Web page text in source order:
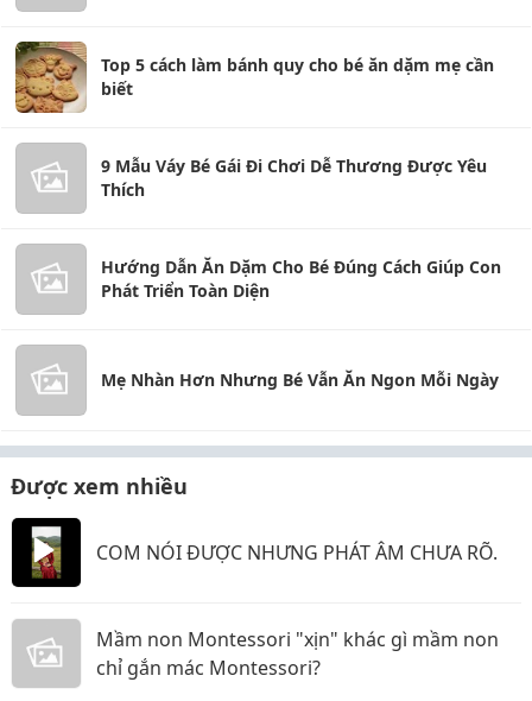
Top 5 cách làm bánh quy cho bé ăn dặm mẹ cần
biết
9 Mẫu Váy Bé Gái Đi Chơi Dễ Thương Được Yêu
Thích
Hướng Dẫn Ăn Dặm Cho Bé Đúng Cách Giúp Con
Phát Triển Toàn Diện
Mẹ Nhàn Hơn Nhưng Bé Vẫn Ăn Ngon Mỗi Ngày
Được xem nhiều
COM NÓI ĐƯỢC NHƯNG PHÁT ÂM CHƯA RÕ.
Mầm non Montessori "xịn" khác gì mầm non
chỉ gắn mác Montessori?